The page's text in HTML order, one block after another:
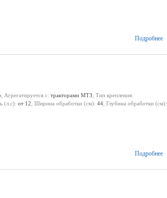
Подробнее
; Агрегатируется с: тракторами МТЗ; Тип крепления:
(л.с): от 12; Ширина обработки (см): 44; Глубина обработки (см):
Подробнее